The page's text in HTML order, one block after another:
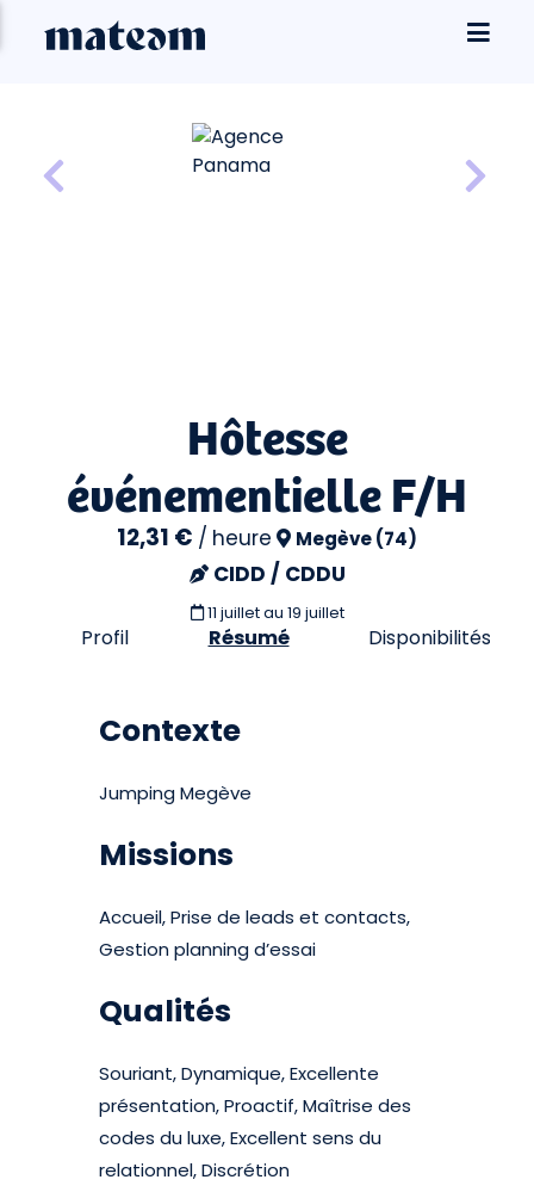
Hôtesse
événementielle F/H
12,31 € / heure Megève (74)
CIDD / CDDU
11 juilletau 19 juillet
Profil Résumé Disponibilités
Contexte
Jumping Megève
Missions
Accueil, Prise de leads et contacts,
Gestion planning d’essai
Qualités
Souriant, Dynamique, Excellente
présentation, Proactif, Maîtrise des
codes du luxe, Excellent sens du
relationnel, Discrétion